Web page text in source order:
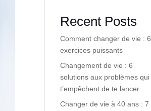
Recent Posts
Comment changer de vie : 6
exercices puissants
Changement de vie : 6
solutions aux problèmes qui
t’empêchent de te lancer
Changer de vie à 40 ans : 7